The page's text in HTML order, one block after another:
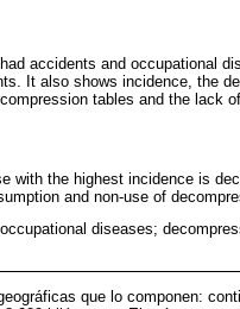
accidents and occupational
It also shows incidence, the
tables and the lack
with the highest incidence is
and non-use of
diseases;
que lo componen: